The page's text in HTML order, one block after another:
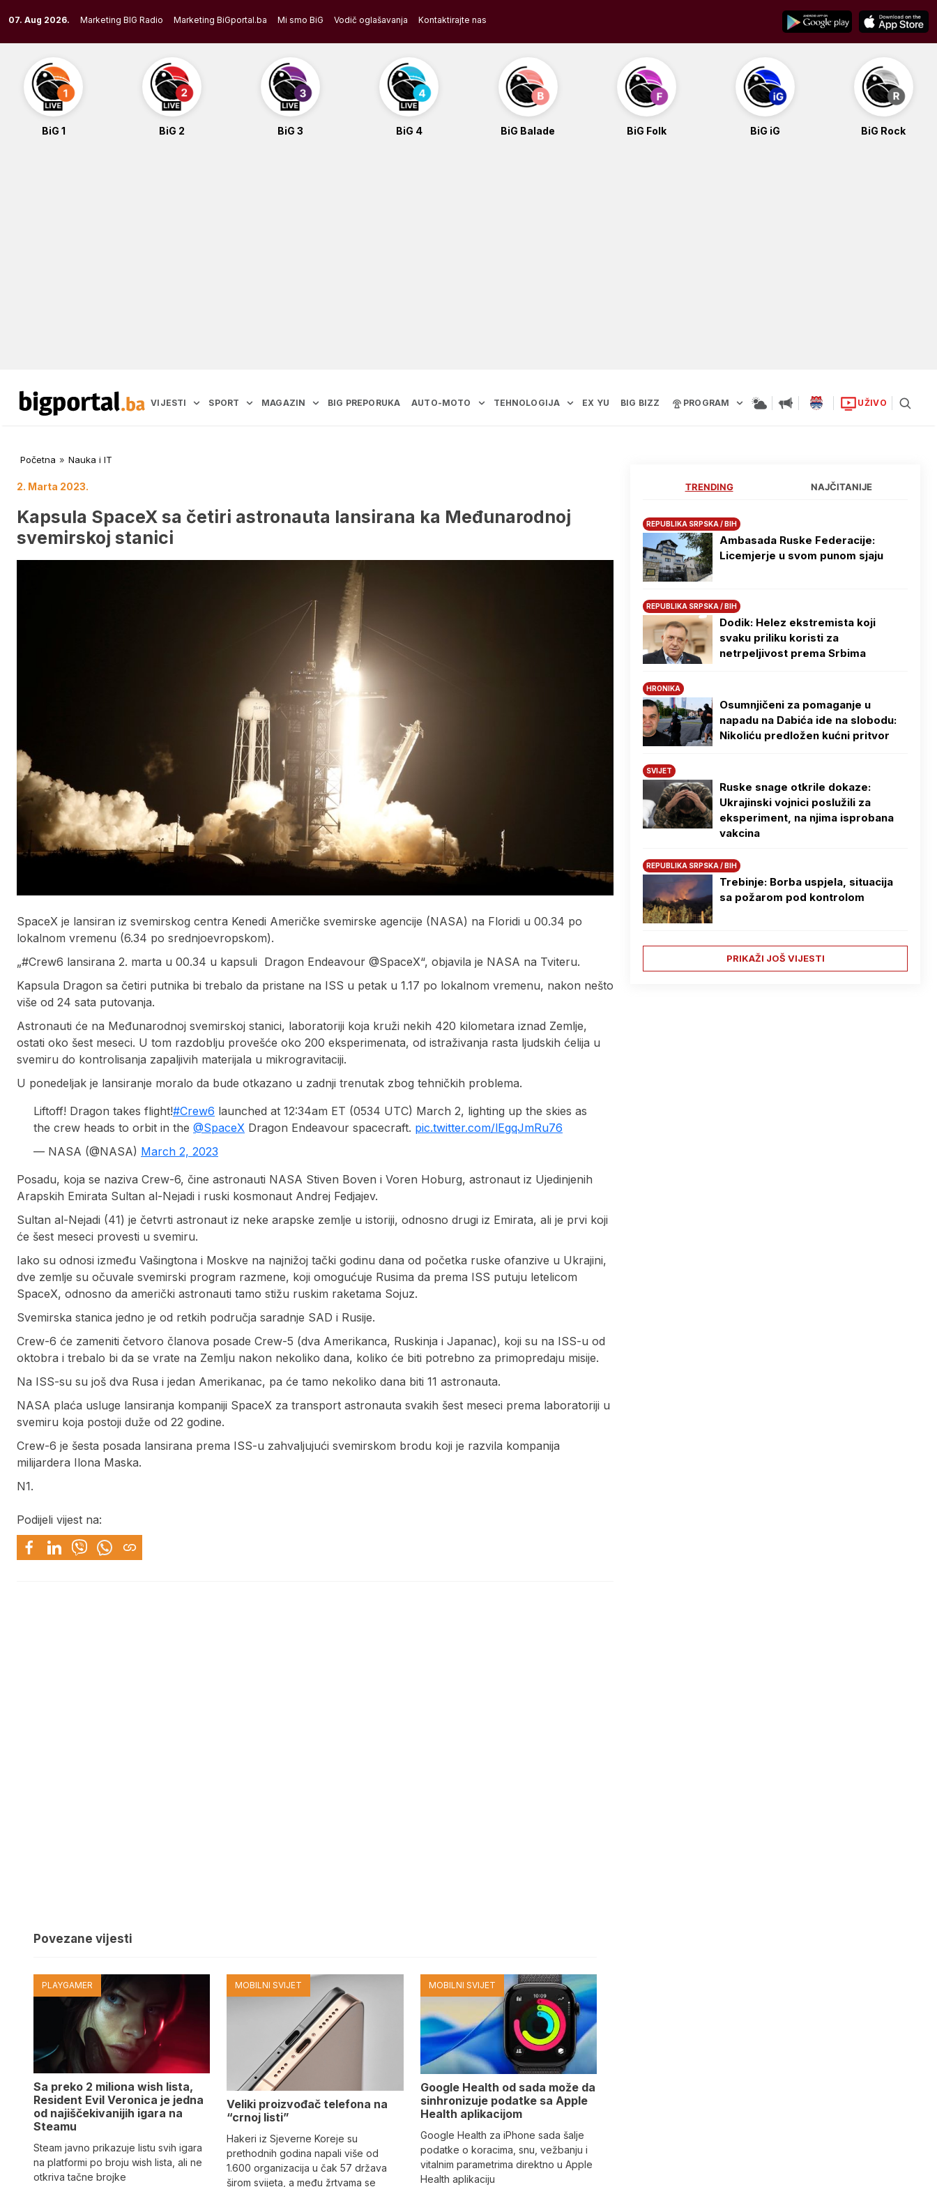
to
content
07. Aug 2026. Marketing BIG Radio Marketing BiGportal.ba Mi smo BiG Vodič oglašavanja Kontaktirajte nas
BiG 1 BiG 2 BiG 3 BiG 4 BiG Balade BiG Folk BiG iG BiG Rock
VIJESTI SPORT MAGAZIN BIG PREPORUKA AUTO-MOTO TEHNOLOGIJA EX YU BIG BIZZ PROGRAM UŽIVO
Početna » Nauka i IT
2. Marta 2023.
Kapsula SpaceX sa četiri astronauta lansirana ka Međunarodnoj
svemirskoj stanici
SpaceX je lansiran iz svemirskog centra Kenedi Američke svemirske agencije (NASA) na Floridi u 00.34 po
lokalnom vremenu (6.34 po srednjoevropskom).
„#Crew6 lansirana 2. marta u 00.34 u kapsuli Dragon Endeavour @SpaceX“, objavila je NASA na Tviteru.
Kapsula Dragon sa četiri putnika bi trebalo da pristane na ISS u petak u 1.17 po lokalnom vremenu, nakon nešto
više od 24 sata putovanja.
Astronauti će na Međunarodnoj svemirskoj stanici, laboratoriji koja kruži nekih 420 kilometara iznad Zemlje,
ostati oko šest meseci. U tom razdoblju provešće oko 200 eksperimenata, od istraživanja rasta ljudskih ćelija u
svemiru do kontrolisanja zapaljivih materijala u mikrogravitaciji.
U ponedeljak je lansiranje moralo da bude otkazano u zadnji trenutak zbog tehničkih problema.
Liftoff! Dragon takes flight!#Crew6 launched at 12:34am ET (0534 UTC) March 2, lighting up the skies as
the crew heads to orbit in the @SpaceX Dragon Endeavour spacecraft. pic.twitter.com/lEgqJmRu76
— NASA (@NASA) March 2, 2023
Posadu, koja se naziva Crew-6, čine astronauti NASA Stiven Boven i Voren Hoburg, astronaut iz Ujedinjenih
Arapskih Emirata Sultan al-Nejadi i ruski kosmonaut Andrej Fedjajev.
Sultan al-Nejadi (41) je četvrti astronaut iz neke arapske zemlje u istoriji, odnosno drugi iz Emirata, ali je prvi koji
će šest meseci provesti u svemiru.
Iako su odnosi između Vašingtona i Moskve na najnižoj tački godinu dana od početka ruske ofanzive u Ukrajini,
dve zemlje su očuvale svemirski program razmene, koji omogućuje Rusima da prema ISS putuju letelicom
SpaceX, odnosno da američki astronauti tamo stižu ruskim raketama Sojuz.
Svemirska stanica jedno je od retkih područja saradnje SAD i Rusije.
Crew-6 će zameniti četvoro članova posade Crew-5 (dva Amerikanca, Ruskinja i Japanac), koji su na ISS-u od
oktobra i trebalo bi da se vrate na Zemlju nakon nekoliko dana, koliko će biti potrebno za primopredaju misije.
Na ISS-su su još dva Rusa i jedan Amerikanac, pa će tamo nekoliko dana biti 11 astronauta.
NASA plaća usluge lansiranja kompaniji SpaceX za transport astronauta svakih šest meseci prema laboratoriji u
svemiru koja postoji duže od 22 godine.
Crew-6 je šesta posada lansirana prema ISS-u zahvaljujući svemirskom brodu koji je razvila kompanija
milijardera Ilona Maska.
N1.
Podijeli vijest na:
Povezane vijesti
PLAYGAMER
Sa preko 2 miliona wish lista,
Resident Evil Veronica je jedna
od najiščekivanijih igara na
Steamu
Steam javno prikazuje listu svih igara
na platformi po broju wish lista, ali ne
otkriva tačne brojke
MOBILNI SVIJET
Veliki proizvođač telefona na
“crnoj listi”
Hakeri iz Sjeverne Koreje su
prethodnih godina napali više od
1.600 organizacija u čak 57 država
širom svijeta, a među žrtvama se
MOBILNI SVIJET
Google Health od sada može da
sinhronizuje podatke sa Apple
Health aplikacijom
Google Health za iPhone sada šalje
podatke o koracima, snu, vežbanju i
vitalnim parametrima direktno u Apple
Health aplikaciju
TRENDING NAJČITANIJE
REPUBLIKA SRPSKA / BIH
Ambasada Ruske Federacije:
Licemjerje u svom punom sjaju
REPUBLIKA SRPSKA / BIH
Dodik: Helez ekstremista koji
svaku priliku koristi za
netrpeljivost prema Srbima
HRONIKA
Osumnjičeni za pomaganje u
napadu na Dabića ide na slobodu:
Nikoliću predložen kućni pritvor
SVIJET
Ruske snage otkrile dokaze:
Ukrajinski vojnici poslužili za
eksperiment, na njima isprobana
vakcina
REPUBLIKA SRPSKA / BIH
Trebinje: Borba uspjela, situacija
sa požarom pod kontrolom
PRIKAŽI JOŠ VIJESTI